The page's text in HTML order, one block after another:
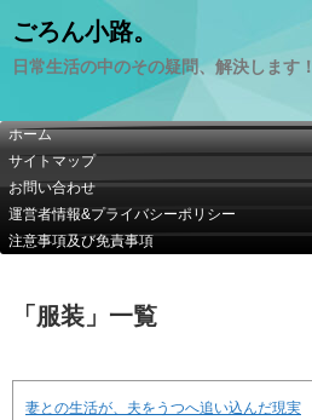
ごろん小路。
日常生活の中のその疑問、解決します！
ホーム
サイトマップ
お問い合わせ
運営者情報&プライバシーポリシー
注意事項及び免責事項
「 服装 」 一覧
妻との生活が、夫をうつへ追い込んだ現実